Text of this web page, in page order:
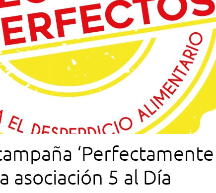
‘Perfectamente
asociación 5 al Día